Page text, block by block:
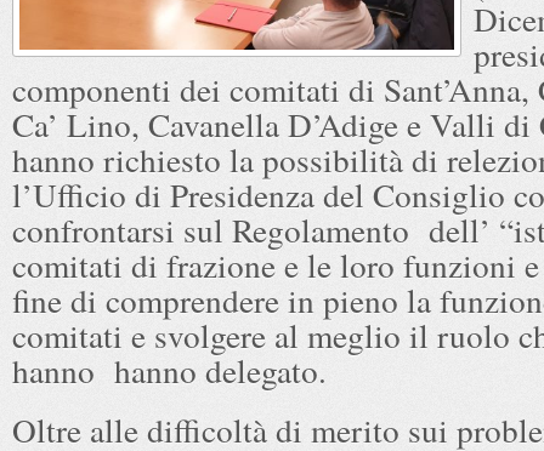
componenti dei comitati di Sant’Anna,
Ca’ Lino, Cavanella D’Adige e Valli
hanno richiesto la possibilità di
l’Ufficio di Presidenza del Consiglio
confrontarsi sul Regolamento dell’
comitati di frazione e le loro funzioni
fine di comprendere in pieno la
comitati e svolgere al meglio il ruolo
hanno hanno delegato.
Oltre alle difficoltà di merito sui